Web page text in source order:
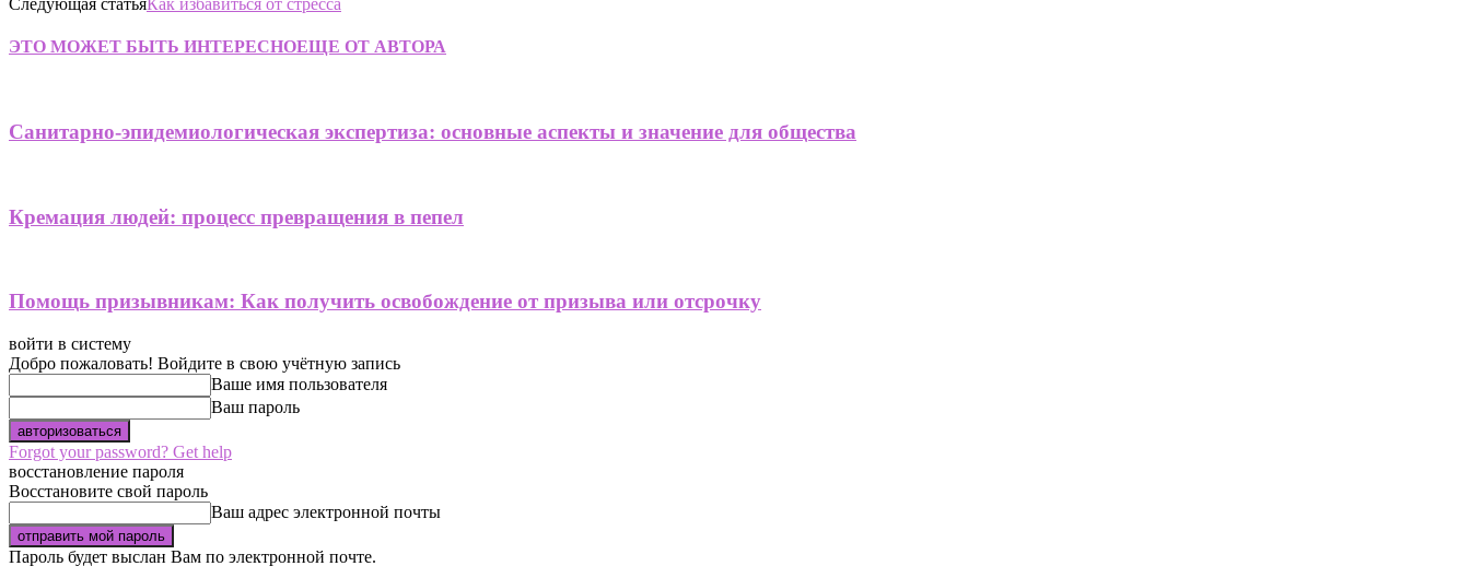
ЭТО МОЖЕТ БЫТЬ ИНТЕРЕСНОЕЩЕ ОТ АВТОРА
Санитарно-эпидемиологическая экспертиза: основные аспекты и значение для общества
Кремация людей: процесс превращения в пепел
Помощь призывникам: Как получить освобождение от призыва или отсрочку
войти в систему
Добро пожаловать! Войдите в свою учётную запись
Ваше имя пользователя
Ваш пароль
Forgot your password? Get help
восстановление пароля
Восстановите свой пароль
Ваш адрес электронной почты
Пароль будет выслан Вам по электронной почте.